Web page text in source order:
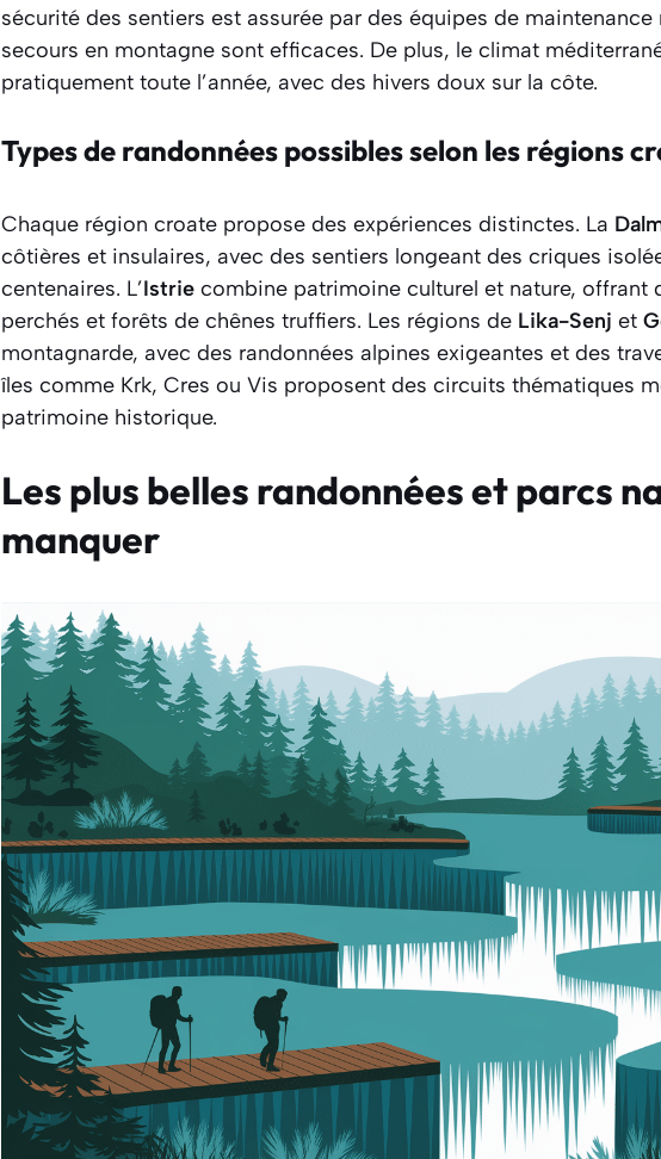
sécurité des sentiers est assurée par des équipes de
secours en montagne sont efficaces. De plus, le climat
pratiquement toute l’année, avec des hivers doux sur la côte.
Types de randonnées possibles selon les régions
Chaque région croate propose des expériences distinctes. La
côtières et insulaires, avec des sentiers longeant des criques
centenaires. L’Istrie combine patrimoine culturel et nature, offrant
perchés et forêts de chênes truffiers. Les régions de Lika-Senj et
montagnarde, avec des randonnées alpines exigeantes et des
îles comme Krk, Cres ou Vis proposent des circuits thématiques
patrimoine historique.
Les plus belles randonnées et parcs
manquer